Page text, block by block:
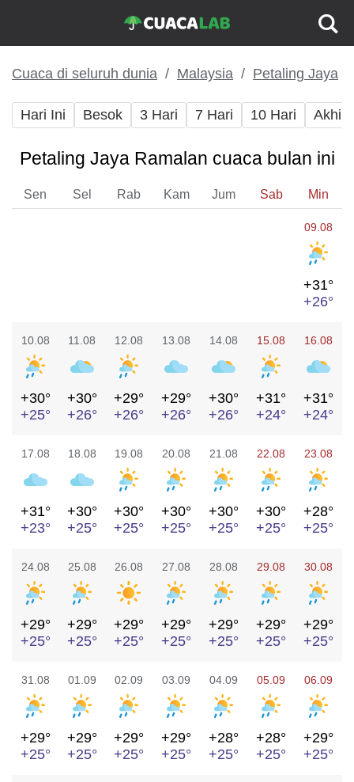
Cuaca di seluruh dunia Malaysia Petaling Jaya
Hari Ini Besok 3 Hari 7 Hari 10 Hari Akhir
Petaling Jaya Ramalan cuaca bulan ini
Sen Sel Rab Kam Jum Sab Min
09.08
+31°
+26°
10.08
+30°
+25°
11.08
+30°
+26°
12.08
+29°
+26°
13.08
+29°
+26°
14.08
+30°
+26°
15.08
+31°
+24°
16.08
+31°
+24°
17.08
+31°
+23°
18.08
+30°
+25°
19.08
+30°
+25°
20.08
+30°
+25°
21.08
+30°
+25°
22.08
+30°
+25°
23.08
+28°
+25°
24.08
+29°
+25°
25.08
+29°
+25°
26.08
+29°
+25°
27.08
+29°
+25°
28.08
+29°
+25°
29.08
+29°
+25°
30.08
+29°
+25°
31.08
+29°
+25°
01.09
+29°
+25°
02.09
+29°
+25°
03.09
+29°
+25°
04.09
+28°
+25°
05.09
+28°
+25°
06.09
+29°
+25°